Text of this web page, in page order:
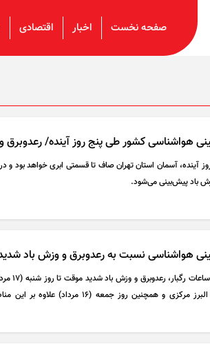
صفحه نخست اخبار اقتصادی
هواشناسی کشور طی پنج روز آینده/ رعدوبرق و باد
آینده، آسمان استان تهران صاف تا قسمتی ابری خواهد بود و
باد پیش‌بینی می‌شود.
هواشناسی نسبت به رعدوبرق و وزش باد شدید تا روز
در برخی
ارتفاعات البرز مرکزی و همچنین روز